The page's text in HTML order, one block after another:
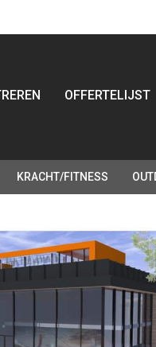
OFFERTELIJST
KRACHT/FITNESS